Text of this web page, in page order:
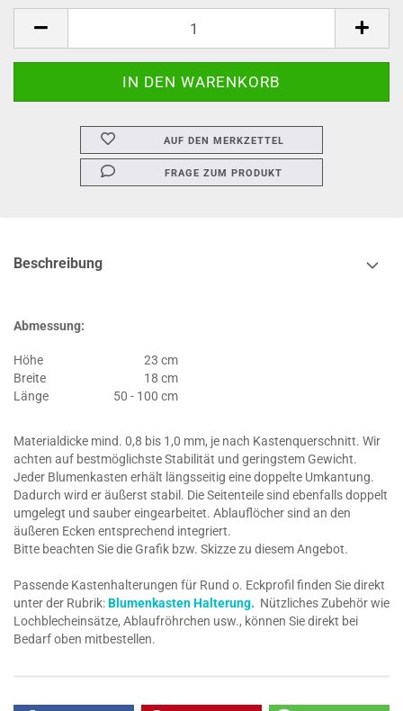
AUF DEN MERKZETTEL
FRAGE ZUM PRODUKT
Beschreibung
Abmessung:
Höhe
23 cm
Breite
18 cm
Länge
50 - 100 cm
Materialdicke mind. 0,8 bis 1,0 mm, je nach Kastenquerschnitt. Wir
achten auf bestmöglichste Stabilität und geringstem Gewicht.
Jeder Blumenkasten erhält längsseitig eine doppelte Umkantung.
Dadurch wird er äußerst stabil. Die Seitenteile sind ebenfalls doppelt
umgelegt und sauber eingearbeitet. Ablauflöcher sind an den
äußeren Ecken entsprechend integriert.
Bitte beachten Sie die Grafik bzw. Skizze zu diesem Angebot.
Passende Kastenhalterungen für Rund o. Eckprofil finden Sie direkt
unter der Rubrik:Blumenkasten Halterung. Nützliches Zubehör wie
Lochblecheinsätze, Ablaufröhrchen usw., können Sie direkt bei
Bedarf oben mitbestellen.